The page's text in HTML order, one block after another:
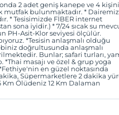
2 adet geniş kanepe ve 4
mutfak bulunmaktadır. * Dairemiz
* Tesisimizde FİBER internet
sona iyidir.) * 7/24 sıcak su
PH-Asit-Klor seviyesi ölçülür.
*Tesisin anlaşmalı olduğu
doğrultusunda anlaşmalı
Bunlar; safari turları,
*Thai masajı ve özel & grup yoga
en güzel noktasında
Süpermarketlere 2 dakika
Km Ölüdeniz 12 Km Dalaman